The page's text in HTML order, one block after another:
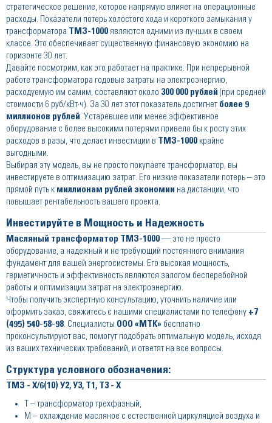
стратегическое решение, которое напрямую влияет на операционные
расходы. Показатели потерь холостого хода и короткого замыкания у
трансформатора ТМЗ-1000 являются одними из лучших в своем
классе. Это обеспечивает существенную финансовую экономию на
горизонте 30 лет.
Давайте посмотрим, как это работает на практике. При непрерывной
работе трансформатора годовые затраты на электроэнергию,
расходуемую им самим, составляют около 300 000 рублей (при средней
стоимости 6 руб/кВт·ч). За 30 лет этот показатель достигнет более 9
миллионов рублей. Устаревшее или менее эффективное
оборудование с более высокими потерями привело бы к росту этих
расходов в разы, что делает инвестиции в ТМЗ-1000 крайне
выгодными.
Выбирая эту модель, вы не просто покупаете трансформатор, вы
инвестируете в оптимизацию затрат. Его низкие показатели потерь – это
прямой путь к миллионам рублей экономии на дистанции, что
повышает рентабельность вашего проекта.
Инвестируйте в Мощность и Надежность
Масляный трансформатор ТМЗ-1000 — это не просто
оборудование, а надежный и не требующий постоянного внимания
фундамент для вашей энергосистемы. Его высокая мощность,
герметичность и эффективность являются залогом бесперебойной
работы и оптимизации затрат на электроэнергию.
Чтобы получить экспертную консультацию, уточнить наличие или
оформить заказ, свяжитесь с нашими специалистами по телефону +7
(495) 540-58-98. Специалисты ООО «МТК» бесплатно
проконсультируют вас, помогут подобрать оптимальную модель, исходя
из ваших технических требований, и ответят на все вопросы.
Структура условного обозначения:
ТМЗ - Х/6(10) У2, У3, Т1, Т3 - Х
Т – трансформатор трехфазный,
М – охлаждение масляное с естественной циркуляцией воздуха и